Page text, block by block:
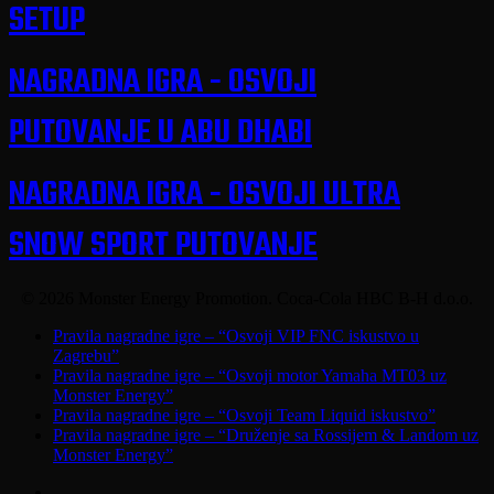
osiguravajućih kuća, po vlastitom izboru.
preduslove potrebne za nesmetano korištenje nagrade a
koji zavise od ličnog statusa Dobitnika
( npr. eventualno potrebne vize, putno-zdravstveno
osiguranje, odsustvo sa posla i dr.).
OBJAVLJIVANJA DOBITNIKA
Organizator, su dužni najkasnije u roku od 8 dana od
dana izvlačenja, obavijestiti dobitnika o osvojenoj
nagradi.
7.2. Rezultati nagradne igre i ime dobitnika nagrade i
alternalitvnog dobitnika će biti objavljeno u roku od 7
dana od nagradnog izvlačenja na web stranici:
SETUP
NAGRADNA IGRA - OSVOJI
PUTOVANJE U ABU DHABI
NAGRADNA IGRA - OSVOJI ULTRA
SNOW SPORT PUTOVANJE
Pravila nagradne igre – “Osvoji VIP FNC iskustvo u
Zagrebu”
Pravila nagradne igre – “Osvoji motor Yamaha MT03 uz
Monster Energy”
Pravila nagradne igre – “Osvoji Team Liquid iskustvo”
Pravila nagradne igre – “Druženje sa Rossijem & Landom uz
Monster Energy”